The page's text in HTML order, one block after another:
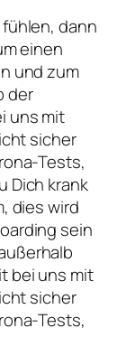
dann
einen
und zum
der
uns mit
sicher
Tests,
Dich krank
dies wird
sein
bei uns mit
sicher
Tests,